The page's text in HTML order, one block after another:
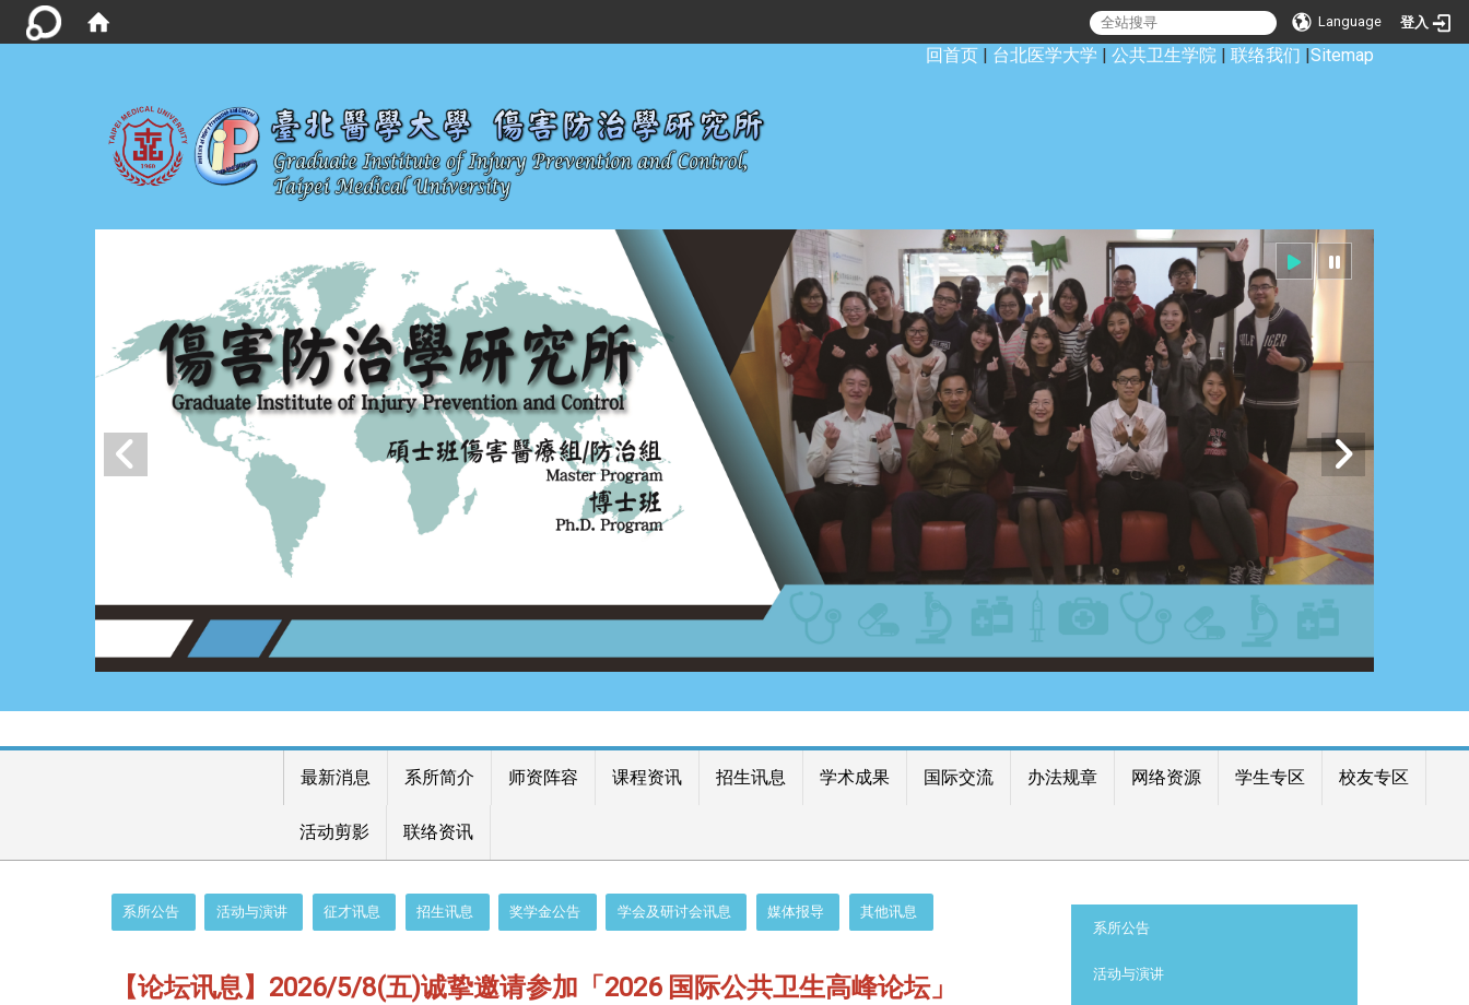
Language 登入
回首页 | 台北医学大学 | 公共卫生学院 | 联络我们 |Sitemap
最新消息 系所简介 师资阵容 课程资讯 招生讯息 学术成果 国际交流 办法规章 网络资源 学生专区 校友专区
活动剪影 联络资讯
系所公告 活动与演讲 征才讯息 招生讯息 奖学金公告 学会及研讨会讯息 媒体报导 其他讯息
【论坛讯息】2026/5/8(五)诚挚邀请参加「2026 国际公共卫生高峰论坛」
系所公告
活动与演讲